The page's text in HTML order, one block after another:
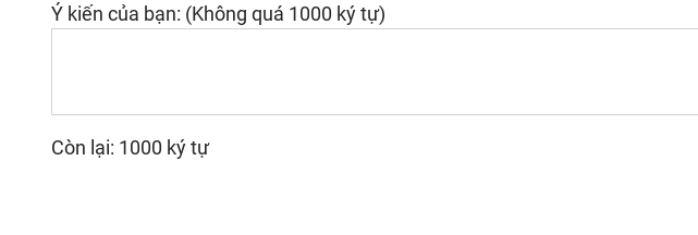
Ý kiến của bạn: (Không quá 1000 ký tự)
Còn lại: 1000 ký tự